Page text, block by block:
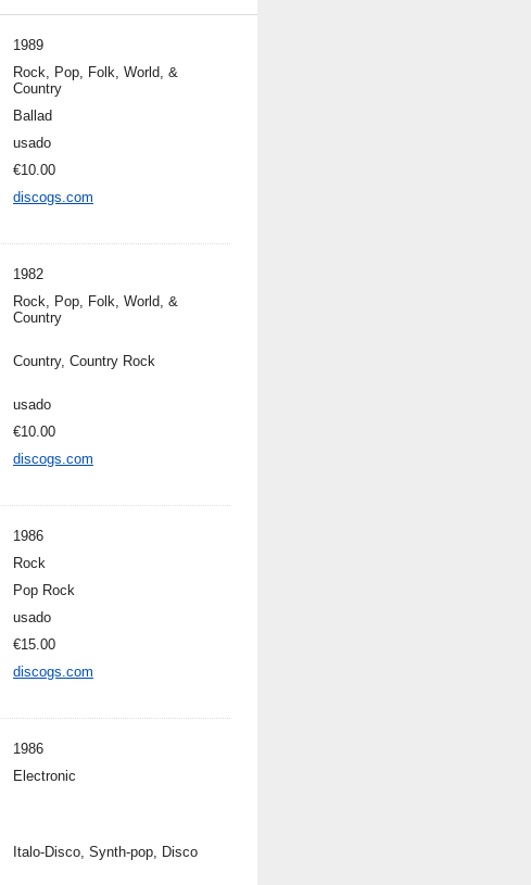
1989
Rock, Pop, Folk, World, &
Country
Ballad
usado
€10.00
discogs.com
1982
Rock, Pop, Folk, World, &
Country
Country, Country Rock
usado
€10.00
discogs.com
1986
Rock
Pop Rock
usado
€15.00
discogs.com
1986
Electronic
Italo-Disco, Synth-pop, Disco